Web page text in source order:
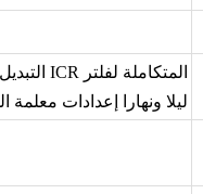
المتكاملة لفلتر ICR التبديل ليلا ونهارا ،
ليلا ونهارا إعدادات معلمة